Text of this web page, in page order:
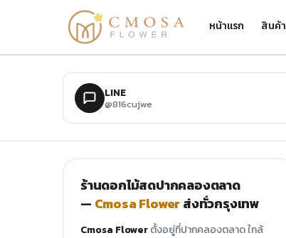
ข้ามไปยังเนื้อหาหลัก
หน้าแรก สินค้า
LINE
@816cujwe
ร้านดอกไม้สดปากคลองตลาด
— Cmosa Flowerส่งทั่วกรุงเทพ
Cmosa Flowerตั้งอยู่ที่ปากคลองตลาด ใกล้